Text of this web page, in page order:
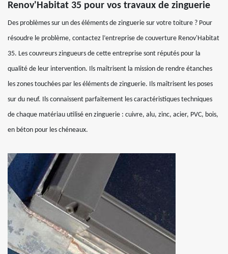
Renov'Habitat 35 pour vos travaux de zinguerie
Des problèmes sur un des éléments de zinguerie sur votre toiture ? Pour
résoudre le problème, contactez l’entreprise de couverture Renov'Habitat
35. Les couvreurs zingueurs de cette entreprise sont réputés pour la
qualité de leur intervention. Ils maîtrisent la mission de rendre étanches
les zones touchées par les éléments de zinguerie. Ils maîtrisent les poses
sur du neuf. Ils connaissent parfaitement les caractéristiques techniques
de chaque matériau utilisé en zinguerie : cuivre, alu, zinc, acier, PVC, bois,
en béton pour les chéneaux.